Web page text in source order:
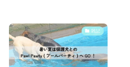
雑記